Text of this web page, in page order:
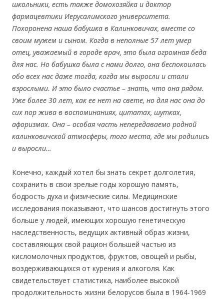
школьники, есть также домохозяйка и доктор
фармацевтики Иерусалимского университета.
Похоронена наша бабушка в Калинковичах, вместе со
своим мужем и сыном. Когда в неполные 57 лет умер
отец, уважаемый в городе врач, это была огромная беда
для нас. Но бабушка была с нами долго, она беспокоилась
обо всех нас даже тогда, когда мы выросли и стали
взрослыми. И это было счастье – знать, что она рядом.
Уже более 30 лет, как ее нет на свете, но для нас она до
сих пор жива в воспоминаниях, цитатах, шутках,
афоризмах. Она – особая часть непередаваемо родной
калинковичской атмосферы, того места, где мы родились
и выросли…
Конечно, каждый хотел бы знать секрет долголетия,
сохранить в свои зрелые годы хорошую память,
бодрость духа и физические силы. Медицинские
исследования показывают, что шансов достигнуть этого
больше у людей, имеющих хорошую генетическую
наследственность, ведущих активный образ жизни,
составляющих свой рацион большей частью из
кисломолочных продуктов, фруктов, овощей и рыбы,
воздерживающихся от курения и алкоголя. Как
свидетельствует статистика, наиболее высокой
продолжительность жизни белорусов была в 1964-1969